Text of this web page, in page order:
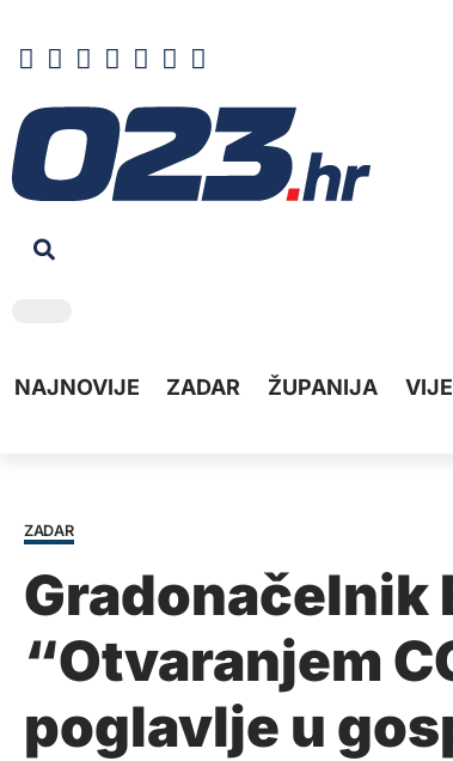
NAJNOVIJE ZADAR ŽUPANIJA
ZADAR
Gradonačelnik
“Otvaranjem
poglavlje u